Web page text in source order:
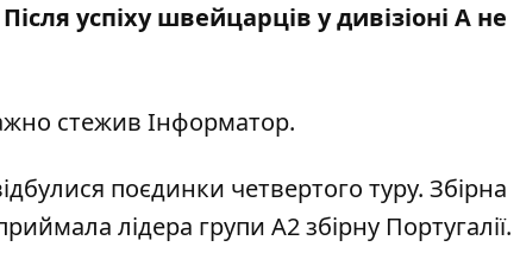
успіху швейцарців у дивізіоні А не
стежив Інформатор.
поєдинки четвертого туру. Збірна
лідера групи А2 збірну Португалії.